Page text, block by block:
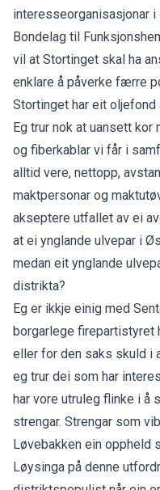
interesseorganisasjonar
Bondelag til
vil at Stortinget skal ha
enklare å påverke færre
Stortinget har eit oljefond
Eg trur nok at uansett
og fiberkablar vi får i
alltid vere, nettopp,
maktpersonar og
akseptere utfallet av ei
at ei ynglande ulvepar i
medan eit ynglande
distrikta?
Eg er ikkje einig med
borgarlege firepartistyret
eller for den saks skuld i
eg trur dei som har
har vore utruleg flinke i
strengar. Strengar som
Løvebakken ein oppheld
Løysinga på denne